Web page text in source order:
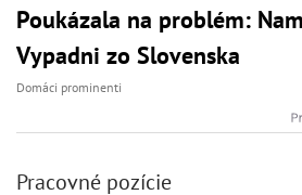
Poukázala na problém:
Vypadni zo Slovenska
Domáci prominenti
Pracovné pozície